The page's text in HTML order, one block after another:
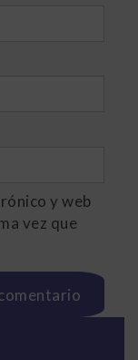
y web
vez que